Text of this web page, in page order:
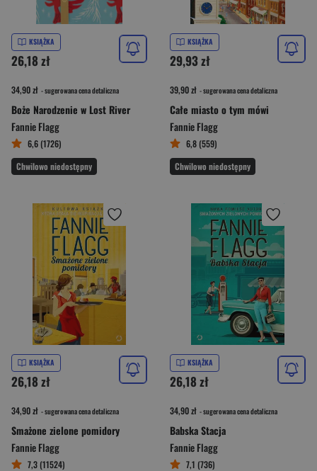
KSIĄŻKA
26,18 zł
34,90 zł - sugerowana cena detaliczna
Boże Narodzenie w Lost River
Fannie Flagg
6,6 (1726)
Chwilowo niedostępny
KSIĄŻKA
29,93 zł
39,90 zł - sugerowana cena detaliczna
Całe miasto o tym mówi
Fannie Flagg
6,8 (559)
Chwilowo niedostępny
KSIĄŻKA
26,18 zł
34,90 zł - sugerowana cena detaliczna
Smażone zielone pomidory
Fannie Flagg
7,3 (11524)
KSIĄŻKA
26,18 zł
34,90 zł - sugerowana cena detaliczna
Babska Stacja
Fannie Flagg
7,1 (736)